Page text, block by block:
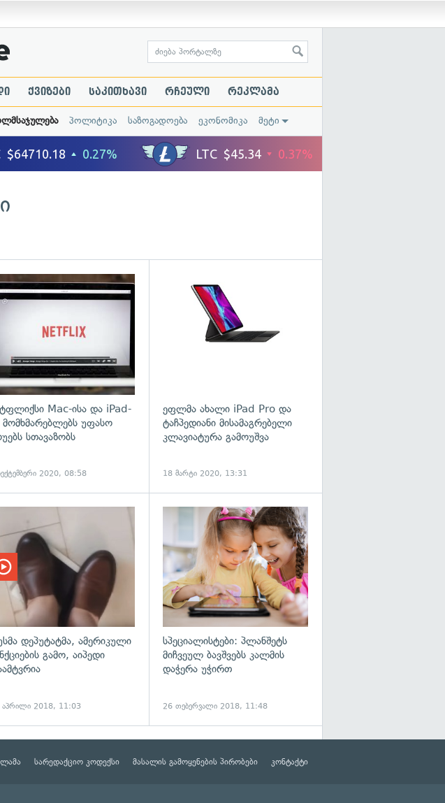
ქვიზები საკითხავი რჩეული რეკლამა
პოლიტიკა საზოგადოება ეკონომიკა მეტი
გადახედვა
Mac-ისა და iPad-
მომხმარებლებს უფასო
სთავაზობს
2020, 08:58
ეფლმა ახალი iPad Pro და
ტაჩპედიანი მისამაგრებელი
კლავიატურა გამოუშვა
18 მარტი 2020, 13:31
დეპუტატმა, ამერიკული
გამო, აიპედი
აპრილი 2018, 11:03
სპეციალისტები: პლანშეტს
მიჩვეულ ბავშვებს კალმის
დაჭერა უჭირთ
26 თებერვალი 2018, 11:48
სარედაქციო კოდექსი მასალის გამოყენების პირობები კონტაქტი